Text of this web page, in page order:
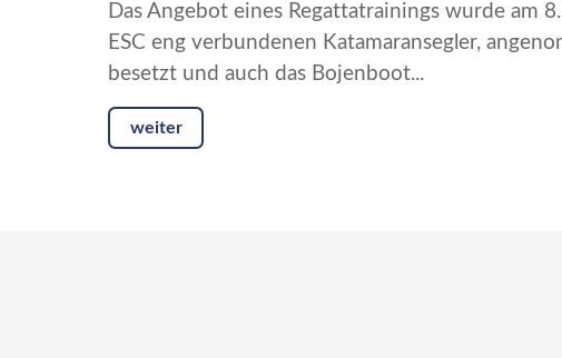
Das Angebot eines Regattatrainings wurde am
ESC eng verbundenen Katamaransegler,
besetzt und auch das Bojenboot...
weiter